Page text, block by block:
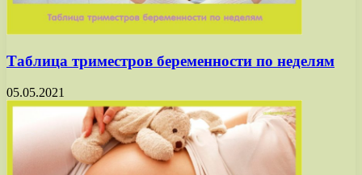
Таблица триместров беременности по неделям
05.05.2021